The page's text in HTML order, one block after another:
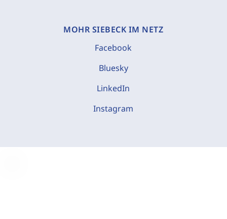
MOHR SIEBECK IM NETZ
Facebook
Bluesky
LinkedIn
Instagram